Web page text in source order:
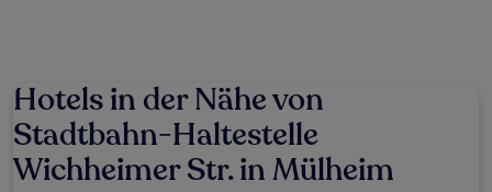
Hotels in der Nähe von
Stadtbahn-Haltestelle
Wichheimer Str. in Mülheim